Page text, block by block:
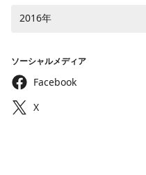
2016年
ソーシャルメディア
Facebook
X